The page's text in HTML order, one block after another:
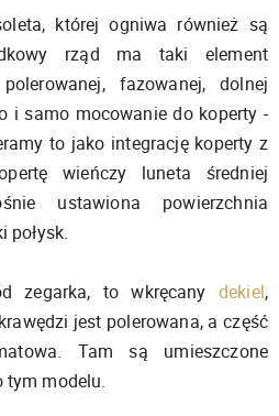
której ogniwa również są
rząd ma taki element
fazowanej, dolnej
i samo mocowanie do koperty -
to jako integrację koperty z
wieńczy luneta średniej
ustawiona powierzchnia
połysk.
zegarka, to wkręcany dekiel,
jest polerowana, a część
Tam są umieszczone
tym modelu.